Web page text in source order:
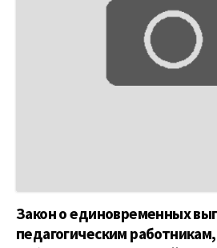
Закон о единовременных
педагогическим